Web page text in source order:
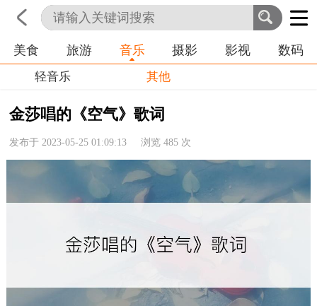
首页 科技 生活 职业
美食 旅游 音乐 摄影 影视 数码
轻音乐 其他
金莎唱的《空气》歌词
发布于 2023-05-25 01:09:13 浏览485 次